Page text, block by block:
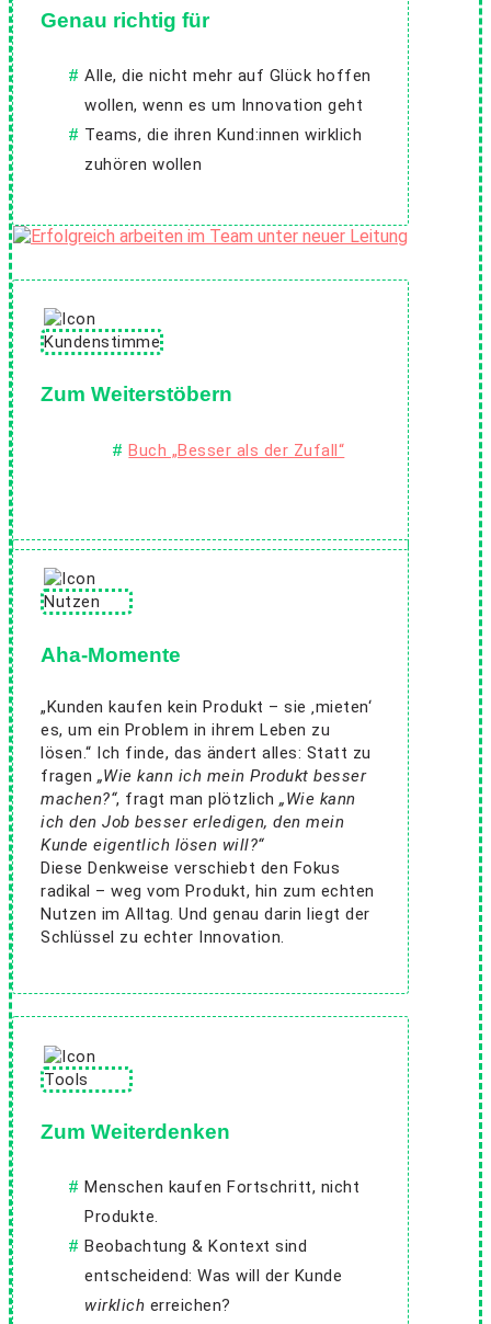
Genau richtig für
Alle, die nicht mehr auf Glück hoffen
wollen, wenn es um Innovation geht
Teams, die ihren Kund:innen wirklich
zuhören wollen
Zum Weiterstöbern
Buch „Besser als der Zufall“
Aha-Momente
„Kunden kaufen kein Produkt – sie ‚mieten‘
es, um ein Problem in ihrem Leben zu
lösen.“ Ich finde, das ändert alles: Statt zu
fragen „Wie kann ich mein Produkt besser
machen?“, fragt man plötzlich„Wie kann
ich den Job besser erledigen, den mein
Kunde eigentlich lösen will?“
Diese Denkweise verschiebt den Fokus
radikal – weg vom Produkt, hin zum echten
Nutzen im Alltag. Und genau darin liegt der
Schlüssel zu echter Innovation.
Zum Weiterdenken
Menschen kaufen Fortschritt, nicht
Produkte.
Beobachtung & Kontext sind
entscheidend: Was will der Kunde
wirklich erreichen?